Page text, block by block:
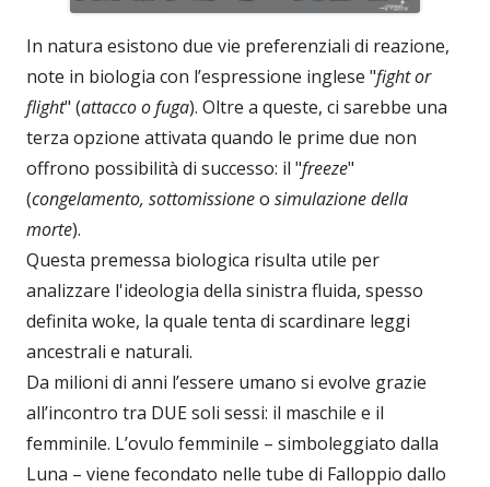
In natura esistono due vie preferenziali di reazione,
note in biologia con l’espressione inglese "fight or
flight" (attacco o fuga). Oltre a queste, ci sarebbe una
terza opzione attivata quando le prime due non
offrono possibilità di successo: il "freeze"
(congelamento, sottomissioneo simulazione della
morte).
Questa premessa biologica risulta utile per
analizzare l'ideologia della sinistra fluida, spesso
definita woke, la quale tenta di scardinare leggi
ancestrali e naturali.
Da milioni di anni l’essere umano si evolve grazie
all’incontro tra DUE soli sessi: il maschile e il
femminile. L’ovulo femminile – simboleggiato dalla
Luna – viene fecondato nelle tube di Falloppio dallo